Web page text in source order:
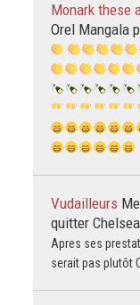
Monark these
Orel Mangala
Vudailleurs
quitter Chelsea
Apres ses
serait pas plutôt